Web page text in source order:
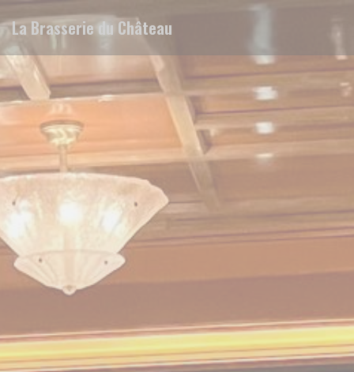
La Brasserie du Château